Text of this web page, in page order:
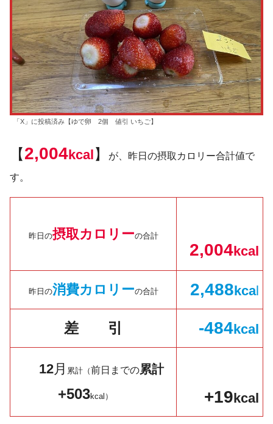
「X」に投稿済み【ゆで卵 2個 値引 いちご】
【2,004kcal】 が、昨日の摂取カロリー合計値で
す。
昨日の摂取カロリーの合計
2,004kcal
昨日の消費カロリーの合計 2,488kcal
差 引 -484kcal
12月 累計（前日までの累計
+503kcal） +19kcal